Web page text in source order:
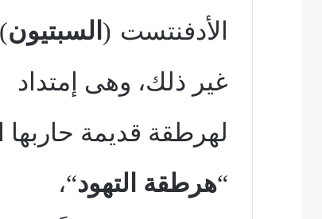
الأدفنتست ( السبتيون
غير ذلك، وهى إمتداد
لهرطقة قديمة حاربها
“هرطقة التهود“،